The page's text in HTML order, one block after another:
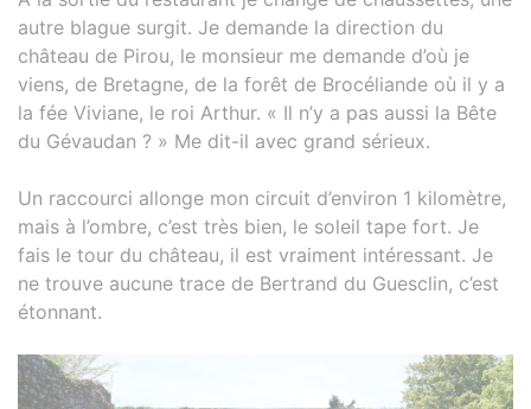
autre blague surgit. Je demande la direction du
château de Pirou, le monsieur me demande d’où je
viens, de Bretagne, de la forêt de Brocéliande où il y a
la fée Viviane, le roi Arthur. « Il n’y a pas aussi la Bête
du Gévaudan ? » Me dit-il avec grand sérieux.
Un raccourci allonge mon circuit d’environ 1 kilomètre,
mais à l’ombre, c’est très bien, le soleil tape fort. Je
fais le tour du château, il est vraiment intéressant. Je
ne trouve aucune trace de Bertrand du Guesclin, c’est
étonnant.